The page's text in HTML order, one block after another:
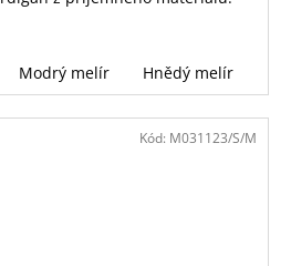
Modrý melír Hnědý melír
Kód: M031123/S/M